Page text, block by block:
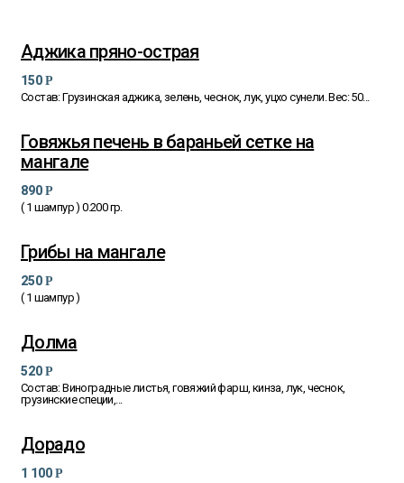
Аджика пряно-острая
150 Р
Состав: Грузинская аджика, зелень, чеснок, лук, уцхо сунели. Вес: 50...
Говяжья печень в бараньей сетке на
мангале
890 Р
( 1 шампур ) 0.200 гр.
Грибы на мангале
250 Р
( 1 шампур )
Долма
520 Р
Состав: Виноградные листья, говяжий фарш, кинза, лук, чеснок,
грузинские специи,...
Дорадо
1 100 Р